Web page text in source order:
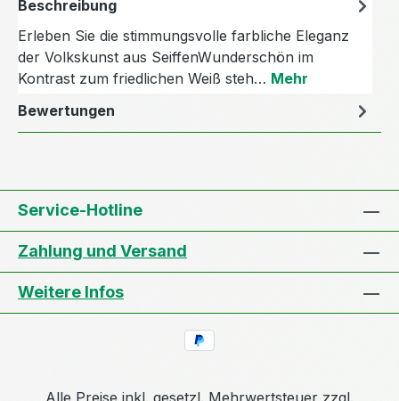
Beschreibung
Erleben Sie die stimmungsvolle farbliche Eleganz
der Volkskunst aus SeiffenWunderschön im
Kontrast zum friedlichen Weiß steh… Mehr
Bewertungen
Service-Hotline
Zahlung und Versand
Weitere Infos
Alle Preise inkl. gesetzl. Mehrwertsteuer zzgl.